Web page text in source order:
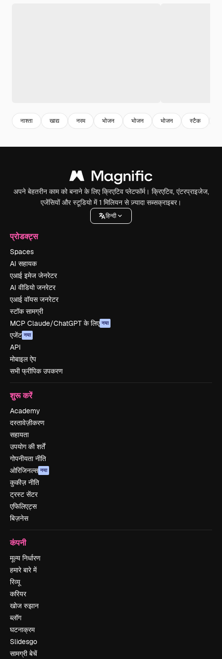
नाश्ता खाद्य नरम भोजन भोजन भोजन स्टैक
अपने बेहतरीन काम को बनाने के लिए क्रिएटिव प्लेटफॉर्म। क्रिएटिव, एंटरप्राइजेज,
एजेंसियों और स्टूडियो में 1 मिलियन से ज़्यादा सब्सक्राइबर।
हिन्दी
प्रोडक्ट्स
Spaces
AI सहायक
एआई इमेज जेनरेटर
AI वीडियो जनरेटर
एआई वॉयस जनरेटर
स्टॉक सामग्री
MCP Claude/ChatGPT के लिए नया
एजेंट नया
API
मोबाइल ऐप
सभी फ्रीपिक उपकरण
शुरू करें
Academy
दस्तावेज़ीकरण
सहायता
उपयोग की शर्तें
गोपनीयता नीति
ओरिजिनल्स नया
कुकीज़ नीति
ट्रस्ट सेंटर
एफिलिएट्स
बिज़नेस
कंपनी
मूल्य निर्धारण
हमारे बारे में
रिव्यू
करियर
खोज रुझान
ब्लॉग
घटनाक्रम
Slidesgo
सामग्री बेचें